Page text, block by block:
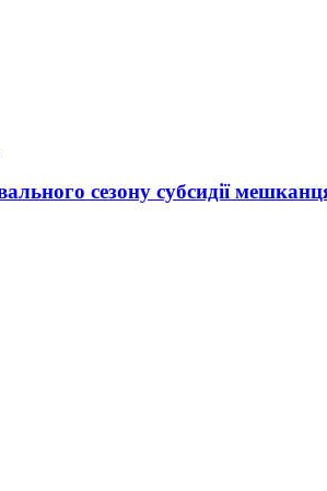
сезону субсидії